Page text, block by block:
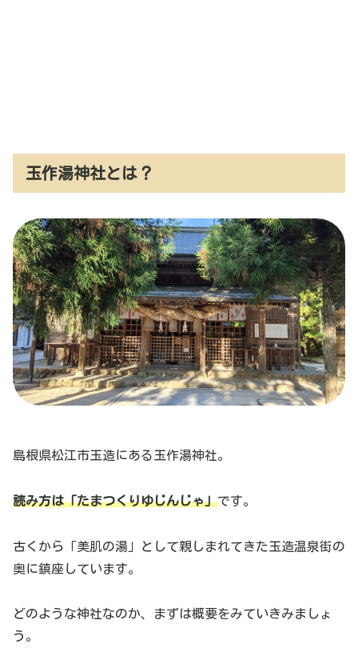
玉作湯神社とは？
島根県松江市玉造にある玉作湯神社。
読み方は「たまつくりゆじんじゃ」です。
古くから「美肌の湯」として親しまれてきた玉造温泉街の
奥に鎮座しています。
どのような神社なのか、まずは概要をみていきみましょ
う。